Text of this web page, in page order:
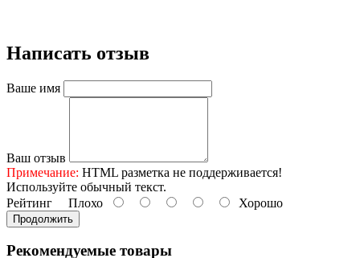
Написать отзыв
Ваше имя
Ваш отзыв
Примечание: HTML разметка не поддерживается!
Используйте обычный текст.
Рейтинг Плохо Хорошо
Продолжить
Рекомендуемые товары